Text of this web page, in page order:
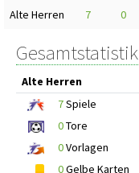
Alte Herren
7 0
Gesamtstatistik
Alte Herren
7Spiele
0Tore
0Vorlagen
0Gelbe Karten